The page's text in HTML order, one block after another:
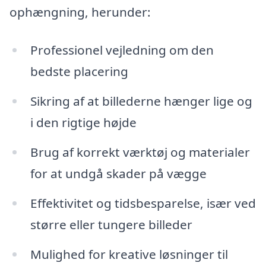
ophængning, herunder:
Professionel vejledning om den
bedste placering
Sikring af at billederne hænger lige og
i den rigtige højde
Brug af korrekt værktøj og materialer
for at undgå skader på vægge
Effektivitet og tidsbesparelse, især ved
større eller tungere billeder
Mulighed for kreative løsninger til